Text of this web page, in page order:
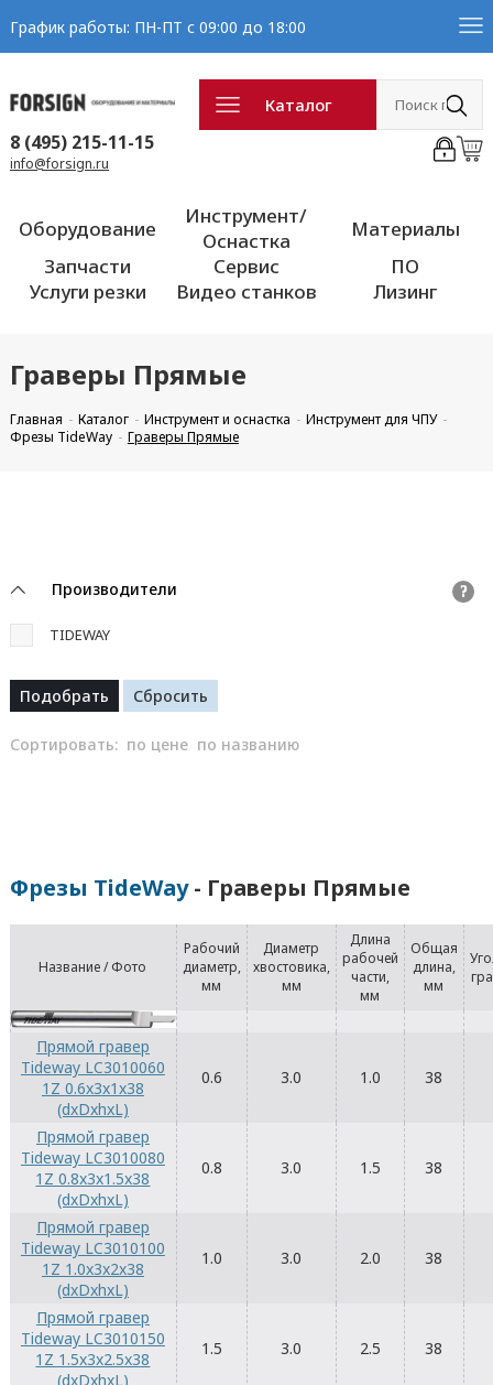
График работы: ПН-ПТ с 09:00 до 18:00
Каталог
8 (495) 215-11-15
info@forsign.ru
Оборудование
Инструмент/
Оснастка
Материалы
Запчасти
Сервис
ПО
Услуги резки
Видео станков Лизинг
Граверы Прямые
Главная Каталог Инструмент и оснастка
Инструмент для ЧПУ
Фрезы TideWay
Граверы Прямые
Производители ?
TIDEWAY
Сортировать: по цене по названию
Фрезы TideWay- Граверы Прямые
Название / Фото
Рабочий
диаметр,
мм
Диаметр
хвостовика,
мм
Длина
рабочей
части,
мм
Общая
длина,
мм
Прямой гравер
Tideway LC3010060
1Z 0.6x3x1x38
(dxDxhxL)
0.6 3.0 1.0 38
Прямой гравер
Tideway LC3010080
1Z 0.8x3x1.5x38
(dxDxhxL)
0.8 3.0 1.5 38
Прямой гравер
Tideway LC3010100
1Z 1.0x3x2x38
(dxDxhxL)
1.0 3.0 2.0 38
Прямой гравер
Tideway LC3010150
1Z 1.5x3x2.5x38
(dxDxhxL)
1.5 3.0 2.5 38